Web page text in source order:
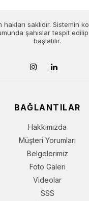
hakları saklıdır. Sistemin
şahıslar tespit
başlatılır.
BAĞLANTILAR
Hakkımızda
Müşteri Yorumları
Belgelerimiz
Foto Galeri
Videolar
SSS